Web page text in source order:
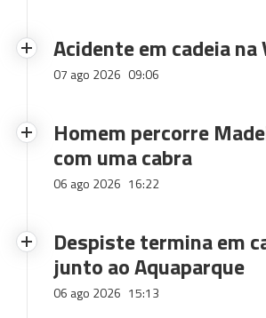
Acidente em cadeia na
07 ago 2026 09:06
Homem percorre
com uma cabra
06 ago 2026 16:22
Despiste termina em
junto ao Aquaparque
06 ago 2026 15:13